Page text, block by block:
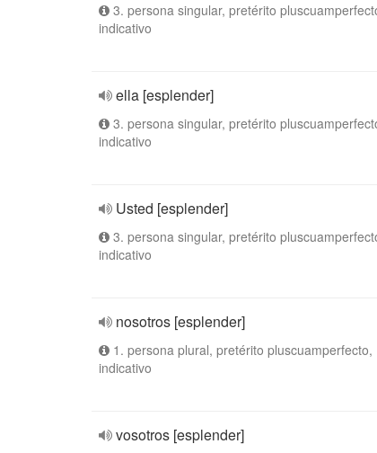
3. persona singular, pretérito
indicativo
ella [esplender]
3. persona singular, pretérito
indicativo
Usted [esplender]
3. persona singular, pretérito
indicativo
nosotros [esplender]
1. persona plural, pretérito pluscuamperfecto,
indicativo
vosotros [esplender]